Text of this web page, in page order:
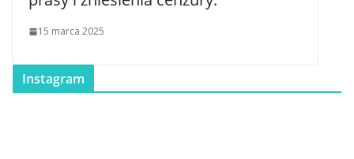
15 marca 2025
Instagram